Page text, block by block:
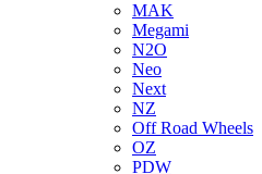
MAK
Megami
N2O
Neo
Next
NZ
Off Road Wheels
OZ
PDW